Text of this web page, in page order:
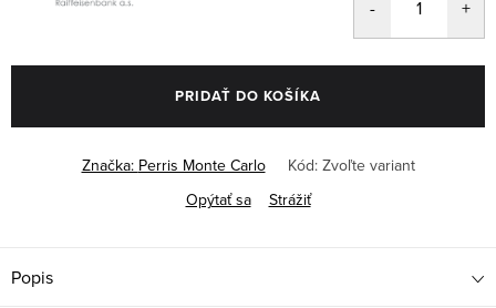
PRIDAŤ DO KOŠÍKA
Značka: Perris Monte Carlo Kód: Zvoľte variant
Opýtať sa
Strážiť
Popis